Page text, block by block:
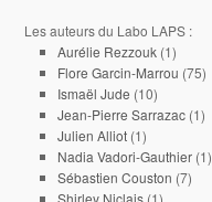
Les auteurs du Labo LAPS :
Aurélie Rezzouk (1)
Flore Garcin-Marrou (75)
Ismaël Jude (10)
Jean-Pierre Sarrazac (1)
Julien Alliot (1)
Nadia Vadori-Gauthier (1)
Sébastien Couston (7)
Shirley Niclais (1)